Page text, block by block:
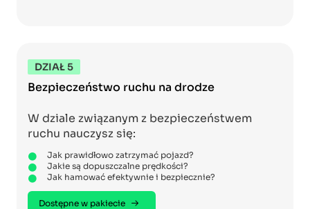
DZIAŁ 5
Bezpieczeństwo ruchu na drodze
W dziale związanym z bezpieczeństwem
ruchu nauczysz się:
Jak prawidłowo zatrzymać pojazd?
Jakie są dopuszczalne prędkości?
Jak hamować efektywnie i bezpiecznie?
Dostępne w pakiecie